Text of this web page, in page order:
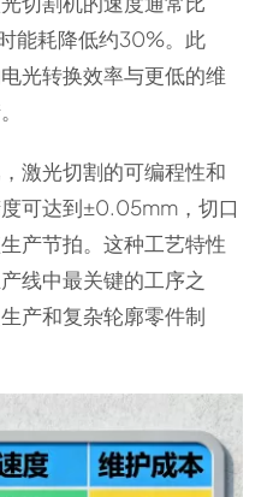
能耗降低约30%。此
光转换效率与更低的维
激光切割的可编程性和
可达到±0.05mm，切口
产节拍。这种工艺特性
线中最关键的工序之
产和复杂轮廓零件制